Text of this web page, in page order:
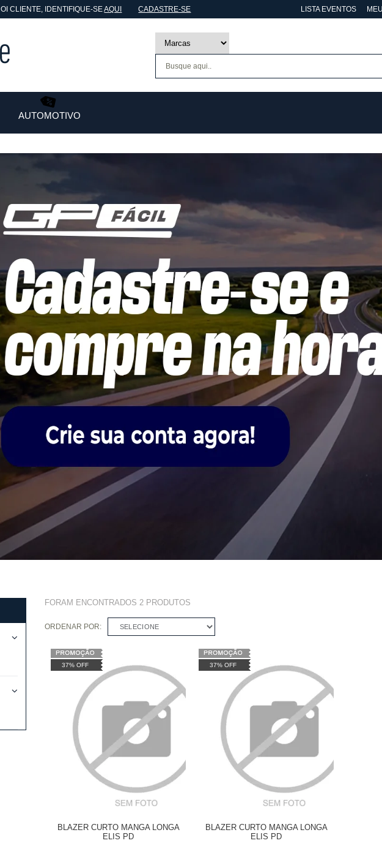
OICLIENTE, IDENTIFIQUE-SEAQUI CADASTRE-SE LISTA EVENTOS
AUTOMOTIVO
FORAM ENCONTRADOS 2PRODUTOS
ORDENAR POR: SELECIONE
37% OFF
BLAZER CURTO MANGA LONGA
ELIS PD
37% OFF
BLAZER CURTO MANGA LONGA
ELIS PD